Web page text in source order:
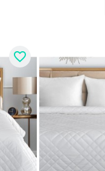
favorite_border